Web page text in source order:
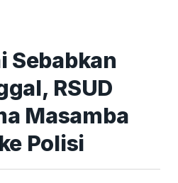
Sebabkan
RSUD
Masamba
Polisi